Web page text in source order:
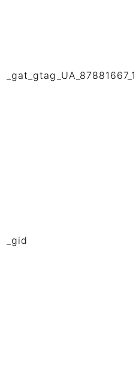
_gat_gtag_UA_87881667_1
_gid